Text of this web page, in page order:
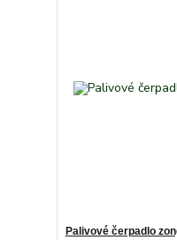
Palivové čerpadlo